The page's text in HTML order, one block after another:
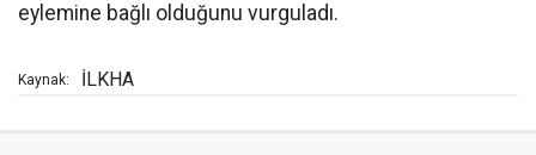
eylemine bağlı olduğunu vurguladı.
Kaynak: İLKHA